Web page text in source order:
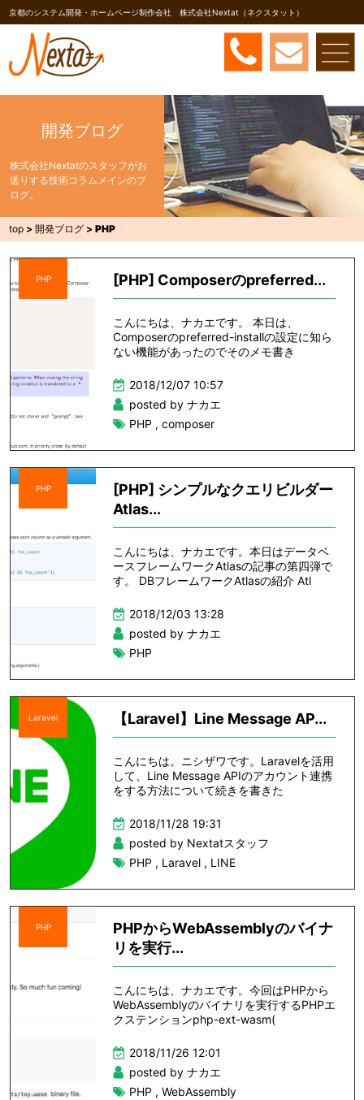
京都のシステム開発・ホームページ制作会社 株式会社Nextat（ネクスタット）
開発ブログ
株式会社Nextatのスタッフがお
送りする技術コラムメインのブ
ログ。
top >開発ブログ >PHP
PHP [PHP] Composerのpreferred...
こんにちは、ナカエです。 本日は、
Composerのpreferred-installの設定に知ら
ない機能があったのでそのメモ書き
2018/12/07 10:57
posted by ナカエ
PHP , composer
PHP
[PHP] シンプルなクエリビルダー
Atlas...
こんにちは、ナカエです。本日はデータベ
ースフレームワークAtlasの記事の第四弾で
す。 DBフレームワークAtlasの紹介 Atl
2018/12/03 13:28
posted by ナカエ
PHP
Laravel 【Laravel】Line Message AP...
こんにちは。ニシザワです。Laravelを活用
して、Line Message APIのアカウント連携
をする方法について続きを書きた
2018/11/28 19:31
posted by Nextatスタッフ
PHP , Laravel, LINE
PHP
PHPからWebAssemblyのバイナ
リを実行...
こんにちは、ナカエです。今回はPHPから
WebAssemblyのバイナリを実行するPHPエ
クステンションphp-ext-wasm(
2018/11/26 12:01
posted by ナカエ
PHP , WebAssembly